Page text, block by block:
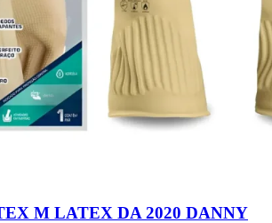
M LATEX DA 2020 DANNY